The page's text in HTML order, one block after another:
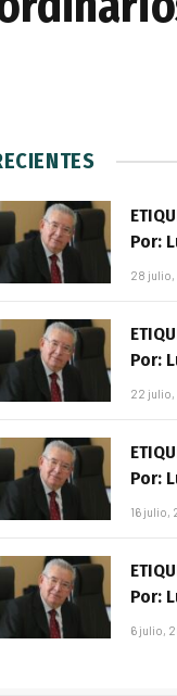
Por:
28
Por:
22
Por:
16 julio,
Por:
6 julio,